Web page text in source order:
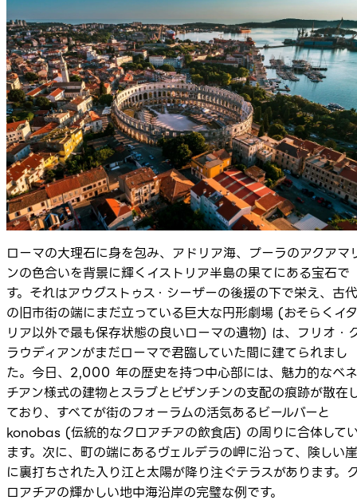
ローマの大理石に身を包み、アドリア海、プーラのアクアマ
ンの色合いを背景に輝くイストリア半島の果てにある宝石で
す。それはアウグストゥス・シーザーの後援の下で栄え、古代
の旧市街の端にまだ立っている巨大な円形劇場 (おそらくイタ
リア以外で最も保存状態の良いローマの遺物) は、フリオ・
ラウディアンがまだローマで君臨していた間に建てられまし
た。今日、2,000 年の歴史を持つ中心部には、魅力的なベネ
チアン様式の建物とスラブとビザンチンの支配の痕跡が散在
ており、すべてが街のフォーラムの活気あるビールバーと
konobas (伝統的なクロアチアの飲食店) の周りに合体して
ます。次に、町の端にあるヴェルデラの岬に沿って、険しい崖
に裏打ちされた入り江と太陽が降り注ぐテラスがあります。
ロアチアの輝かしい地中海沿岸の完璧な例です。